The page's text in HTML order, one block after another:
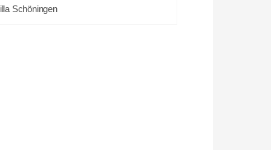
Schöningen